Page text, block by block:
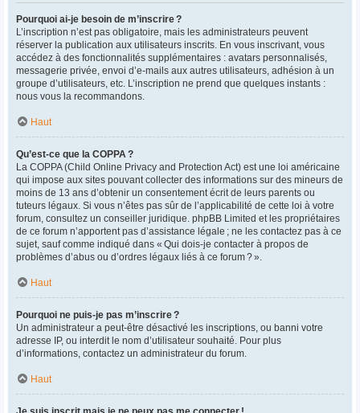
Pourquoi ai-je besoin de m’inscrire ?
L’inscription n’est pas obligatoire, mais les administrateurs peuvent
réserver la publication aux utilisateurs inscrits. En vous inscrivant, vous
accédez à des fonctionnalités supplémentaires : avatars personnalisés,
messagerie privée, envoi d’e-mails aux autres utilisateurs, adhésion à un
groupe d’utilisateurs, etc. L’inscription ne prend que quelques instants :
nous vous la recommandons.
Haut
Qu’est-ce que la COPPA ?
La COPPA (Child Online Privacy and Protection Act) est une loi américaine
qui impose aux sites pouvant collecter des informations sur des mineurs de
moins de 13 ans d’obtenir un consentement écrit de leurs parents ou
tuteurs légaux. Si vous n’êtes pas sûr de l’applicabilité de cette loi à votre
forum, consultez un conseiller juridique. phpBB Limited et les propriétaires
de ce forum n’apportent pas d’assistance légale ; ne les contactez pas à ce
sujet, sauf comme indiqué dans « Qui dois-je contacter à propos de
problèmes d’abus ou d’ordres légaux liés à ce forum ? ».
Haut
Pourquoi ne puis-je pas m’inscrire ?
Un administrateur a peut-être désactivé les inscriptions, ou banni votre
adresse IP, ou interdit le nom d’utilisateur souhaité. Pour plus
d’informations, contactez un administrateur du forum.
Haut